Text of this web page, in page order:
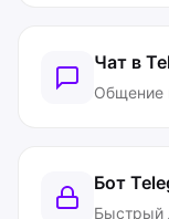
Чат в
Общение
Бот
Быстрый